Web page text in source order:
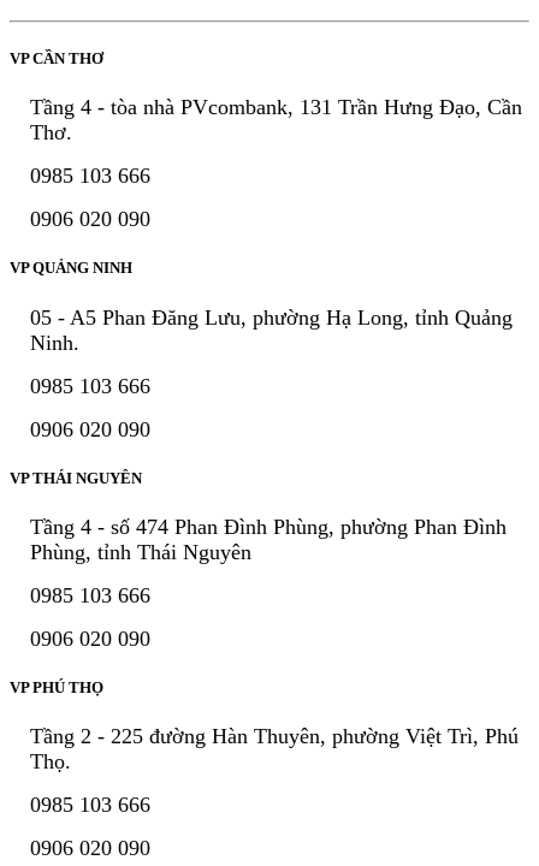
VP CẦN THƠ
Tầng 4 - tòa nhà PVcombank, 131 Trần Hưng Đạo, Cần
Thơ.
0985 103 666
0906 020 090
VP QUẢNG NINH
05 - A5 Phan Đăng Lưu, phường Hạ Long, tỉnh Quảng
Ninh.
0985 103 666
0906 020 090
VP THÁI NGUYÊN
Tầng 4 - số 474 Phan Đình Phùng, phường Phan Đình
Phùng, tỉnh Thái Nguyên
0985 103 666
0906 020 090
VP PHÚ THỌ
Tầng 2 - 225 đường Hàn Thuyên, phường Việt Trì, Phú
Thọ.
0985 103 666
0906 020 090